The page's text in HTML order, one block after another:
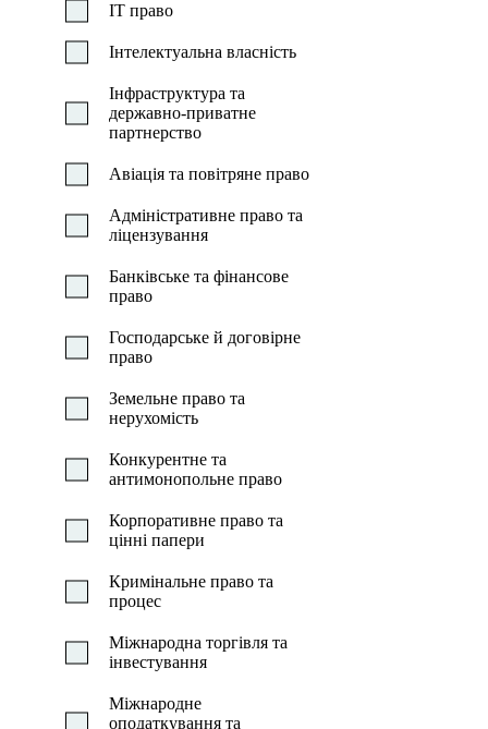
IT право
Інтелектуальна власність
Інфраструктура та
державно-приватне
партнерство
Авіація та повітряне право
Адмiнiстративне право та
лiцензування
Банківське та фінансове
право
Господарське й договірне
право
Земельне право та
нерухомість
Конкурентне та
антимонопольне право
Корпоративне право та
цінні папери
Кримінальне право та
процес
Міжнародна торгівля та
інвестування
Міжнародне
оподаткування та